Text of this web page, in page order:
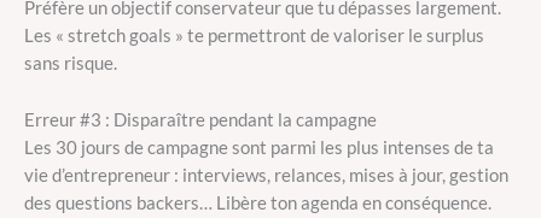
Préfère un objectif conservateur que tu dépasses largement.
Les « stretch goals » te permettront de valoriser le surplus
sans risque.
Erreur #3 : Disparaître pendant la campagne
Les 30 jours de campagne sont parmi les plus intenses de ta
vie d’entrepreneur : interviews, relances, mises à jour, gestion
des questions backers… Libère ton agenda en conséquence.